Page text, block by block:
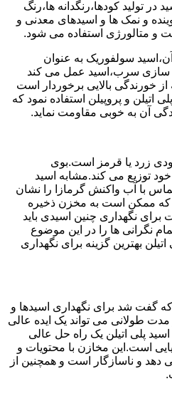
تولید کودها،رنگدانه ها،رنگ
و نمک ها و اسیدهای معدنی و
و متالورژی استفاده می شود.
سولفوریک به عنوان
سازی سرب،اسید عمل می کند
خورندگی بالایی برخوردار است
و پروپیلن استفاده نمود که
آن به خوبی مقاومت نماید.
زرد یا قرمز است.بوی
توزیع می کند.مشابه اسید
با آب واکنش گرمازا را نشان
ممکن است به مخزن ذخیره
برای نگهداری چنین اسیدی باید
نگرانی ها را در این موضوع
بهترین گزینه برای نگهداری
گفت شد برای نگهداری اسیدها و
طولانی می تواند یک ایده عالی
پلی اتیلن یک راه حل عالی
است.این مخازن با محتویات و
و ناسازگار است و همچنین از